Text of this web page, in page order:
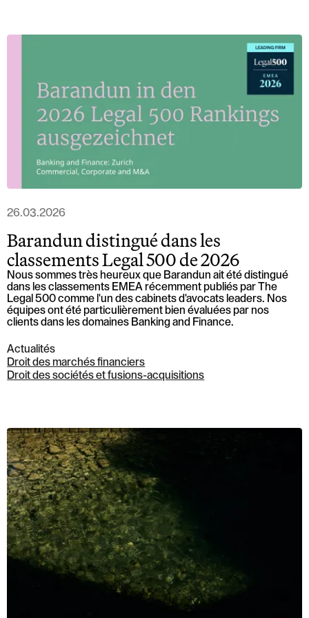
26.03.2026
Barandun distingué dans les
classements Legal 500 de 2026
Nous sommes très heureux que Barandun ait été distingué
dans les classements EMEA récemment publiés par The
Legal 500 comme l'un des cabinets d'avocats leaders. Nos
équipes ont été particulièrement bien évaluées par nos
clients dans les domaines Banking and Finance.
Actualités
Droit des marchés financiers
Droit des sociétés et fusions-acquisitions